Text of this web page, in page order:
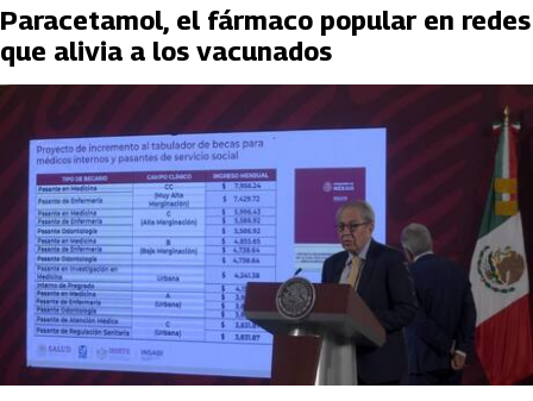
Paracetamol, el fármaco popular en redes
que alivia a los vacunados